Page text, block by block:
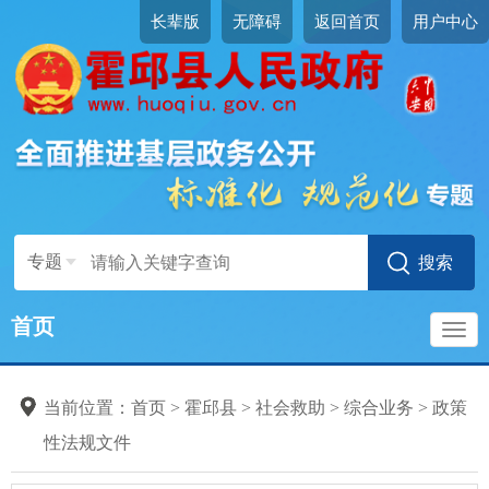
长辈版 无障碍 返回首页 用户中心
专题
首页
当前位置： 首页 > 霍邱县 > 社会救助 > 综合业务 > 政策
性法规文件